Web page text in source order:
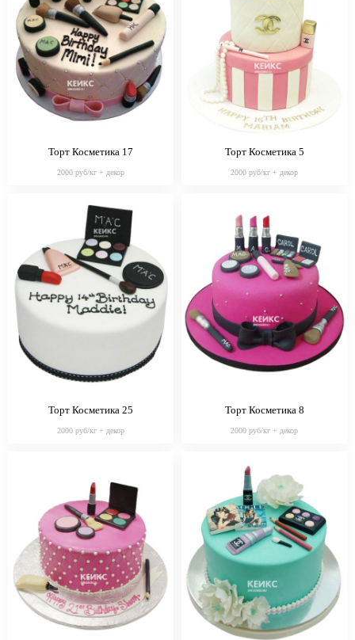
Торт Косметика 17
2000 руб/кг + декор
Торт Косметика 5
2000 руб/кг + декор
Торт Косметика 25
2000 руб/кг + декор
Торт Косметика 8
2000 руб/кг + декор